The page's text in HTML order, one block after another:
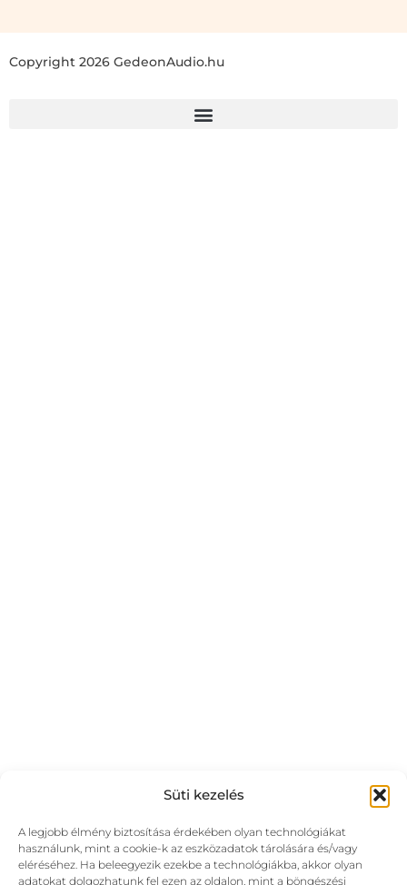
Süti kezelés
A legjobb élmény biztosítása érdekében olyan technológiákat
használunk, mint a cookie-k az eszközadatok tárolására és/vagy
eléréséhez. Ha beleegyezik ezekbe a technológiákba, akkor olyan
adatokat dolgozhatunk fel ezen az oldalon, mint a böngészési
Copyright 2026 GedeonAudio.hu